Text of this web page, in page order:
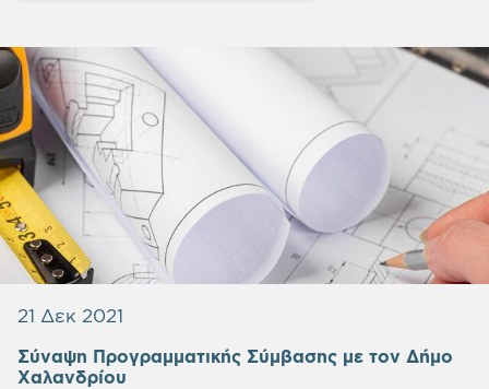
21 Δεκ 2021
Σύναψη Προγραμματικής Σύμβασης με τον Δήμο
Χαλανδρίου